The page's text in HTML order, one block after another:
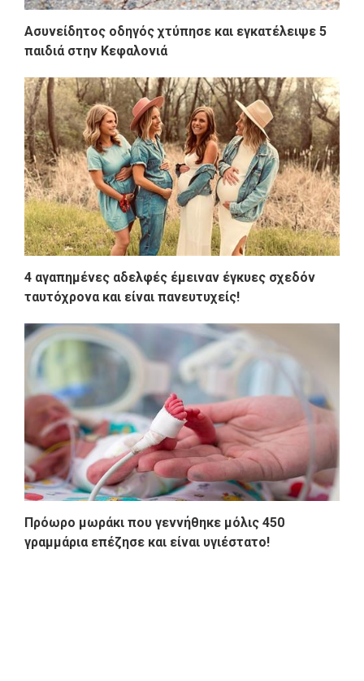
Ασυνείδητος οδηγός χτύπησε και εγκατέλειψε 5
παιδιά στην Κεφαλονιά
4 αγαπημένες αδελφές έμειναν έγκυες σχεδόν
ταυτόχρονα και είναι πανευτυχείς!
Πρόωρο μωράκι που γεννήθηκε μόλις 450
γραμμάρια επέζησε και είναι υγιέστατο!